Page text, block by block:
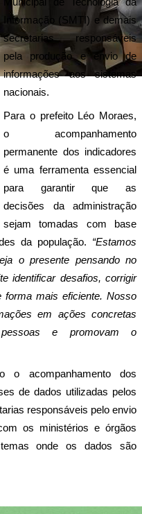
Informação (SMTI) e demais
secretarias responsáveis
pela produção e envio de
informações aos sistemas
nacionais.
Para o prefeito Léo Moraes,
o acompanhamento
permanente dos indicadores
é uma ferramenta essencial
para garantir que as
decisões da administração
sejam tomadas com base
da população. “Estamos
o presente pensando no
identificar desafios, corrigir
forma mais eficiente. Nosso
em ações concretas
e promovam o
o acompanhamento dos
de dados utilizadas pelos
responsáveis pelo envio
os ministérios e órgãos
onde os dados são